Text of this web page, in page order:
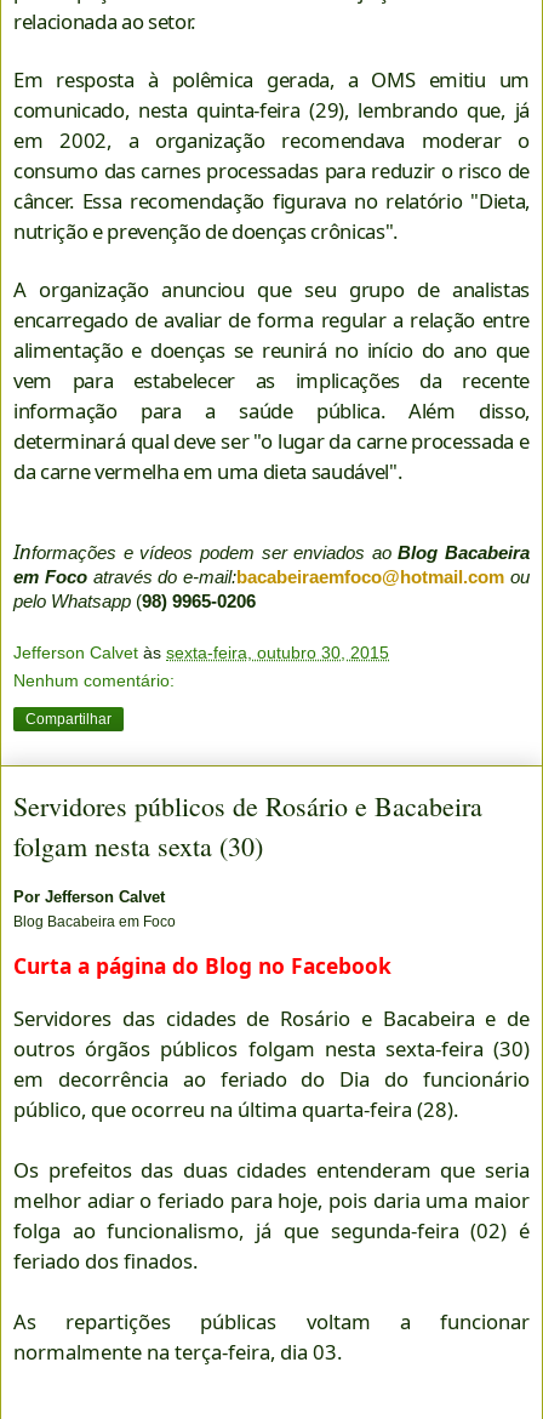
relacionada ao setor.
Em resposta à polêmica gerada, a OMS emitiu um
comunicado, nesta quinta-feira (29), lembrando que, já
em 2002, a organização recomendava moderar o
consumo das carnes processadas para reduzir o risco de
câncer. Essa recomendação figurava no relatório "Dieta,
nutrição e prevenção de doenças crônicas".
A organização anunciou que seu grupo de analistas
encarregado de avaliar de forma regular a relação entre
alimentação e doenças se reunirá no início do ano que
vem para estabelecer as implicações da recente
informação para a saúde pública. Além disso,
determinará qual deve ser "o lugar da carne processada e
da carne vermelha em uma dieta saudável".
Informações e vídeos podem ser enviados aoBlog Bacabeira
em Focoatravés do e-mail:bacabeiraemfoco@hotmail.com ou
pelo Whatsapp (98) 9965-0206
Jefferson Calvet às sexta-feira, outubro 30, 2015
Nenhum comentário:
Compartilhar
Servidores públicos de Rosário e Bacabeira
folgam nesta sexta (30)
Por Jefferson Calvet
Blog Bacabeira em Foco
Curta a página do Blog no Facebook
Servidores das cidades de Rosário e Bacabeira e de
outros órgãos públicos folgam nesta sexta-feira (30)
em decorrência ao feriado do Dia do funcionário
público, que ocorreu na última quarta-feira (28).
Os prefeitos das duas cidades entenderam que seria
melhor adiar o feriado para hoje, pois daria uma maior
folga ao funcionalismo, já que segunda-feira (02) é
feriado dos finados.
As repartições públicas voltam a funcionar
normalmente na terça-feira, dia 03.